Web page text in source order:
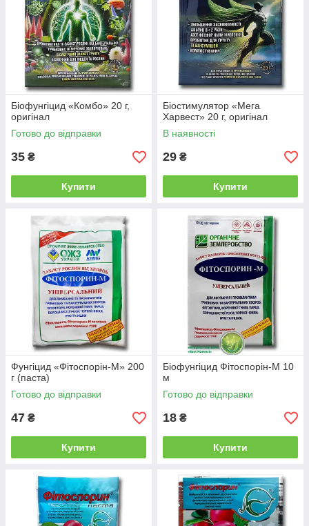
Біофунгіцид «Комбо» 20 г,
оригінал
Готово до відправки
35 ₴
Купити
Біостимулятор «Мега
Харвест» 20 г, оригінал
В наявності
29 ₴
Купити
Фунгіцид «Фітоспорін-М» 200
г (паста)
Готово до відправки
47 ₴
Купити
Біофунгіцид Фітоспорін-М 10
м
Готово до відправки
18 ₴
Купити